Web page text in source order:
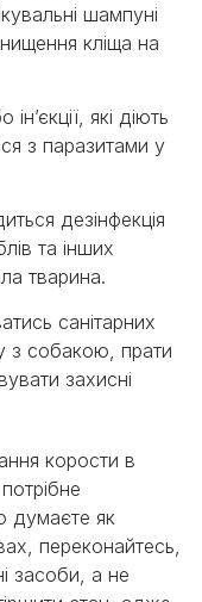
шампуні
кліща на
які діють
з паразитами у
дезінфекція
та інших
тварина.
санітарних
з собакою, прати
захисні
корости в
думаєте як
переконайтесь,
засоби, а не